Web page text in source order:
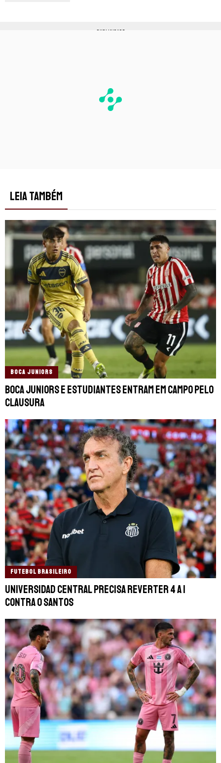
PUBLICIDADE
LEIA TAMBÉM
BOCA JUNIORS
Boca Juniors e Estudiantes entram em campo pelo
Clausura
FUTEBOL BRASILEIRO
Universidad Central precisa reverter 4 a 1
contra o Santos